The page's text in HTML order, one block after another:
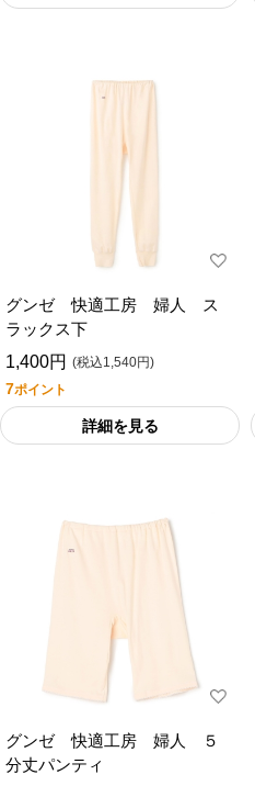
グンゼ 快適工房 婦人 ス
ラックス下
1,400円 (税込1,540円)
7ポイント
詳細を見る
グンゼ 快適工房 婦人 ５
分丈パンティ